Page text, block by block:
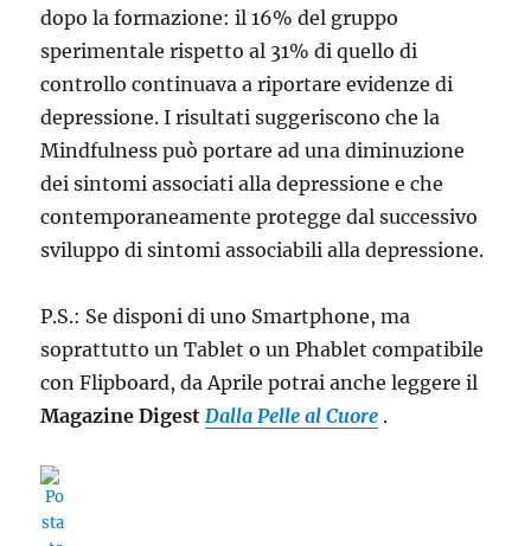
dopo la formazione: il 16% del gruppo
sperimentale rispetto al 31% di quello di
controllo continuava a riportare evidenze di
depressione. I risultati suggeriscono che la
Mindfulness può portare ad una diminuzione
dei sintomi associati alla depressione e che
contemporaneamente protegge dal successivo
sviluppo di sintomi associabili alla depressione.
P.S.: Se disponi di uno Smartphone, ma
soprattutto un Tablet o un Phablet compatibile
con Flipboard, da Aprile potrai anche leggere il
Magazine DigestDalla Pelle al Cuore .